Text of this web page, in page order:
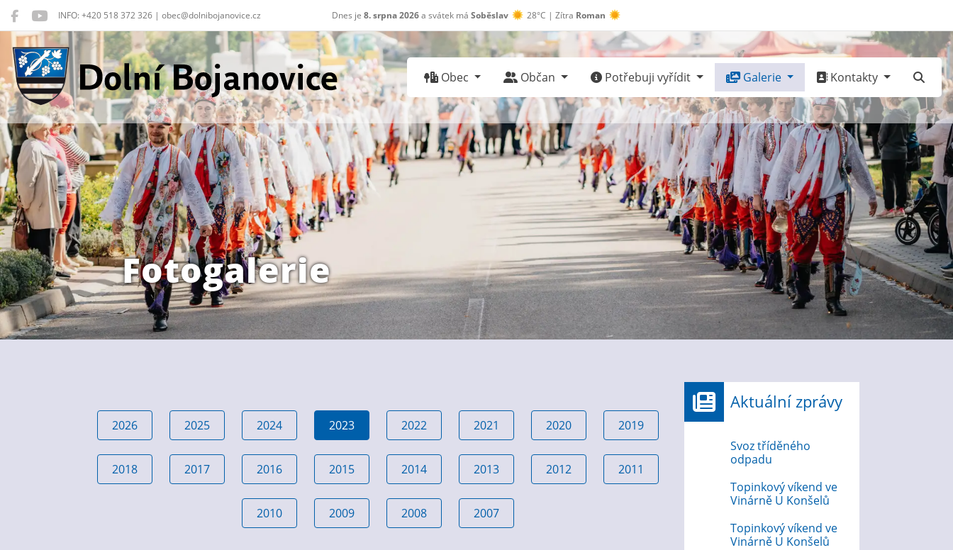
INFO: +420 518 372 326 | obec@dolnibojanovice.cz Dnes je 8. srpna 2026a svátek má Soběslav 28°C | Zítra Roman
30°C
Dolní Bojanovice
Obec Občan Potřebuji vyřídit Galerie Kontakty
Fotogalerie
2026 2025 2024 2023 2022 2021 2020 2019
2018 2017 2016 2015 2014 2013 2012 2011
2010 2009 2008 2007
Aktuální zprávy
Svoz tříděného
odpadu
Topinkový víkend ve
Vinárně U Konšelů
Topinkový víkend ve
Vinárně U Konšelů